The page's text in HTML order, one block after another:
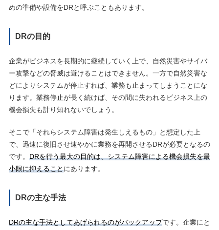
めの準備や設備をDRと呼ぶこともあります。
DRの目的
企業がビジネスを長期的に継続していく上で、自然災害やサイバ
ー攻撃などの脅威は避けることはできません。一方で自然災害な
どによりシステムが停止すれば、業務も止まってしまうことにな
ります。業務停止が長く続けば、その間に失われるビジネス上の
機会損失も計り知れないでしょう。
そこで「それらシステム障害は発生しえるもの」と想定した上
で、迅速に復旧させ速やかに業務を再開させるDRが必要となるの
です。 DRを行う最大の目的は、システム障害による機会損失を最
小限に抑えることにあります。
DRの主な手法
DRの主な手法としてあげられるのがバックアップです。企業にと